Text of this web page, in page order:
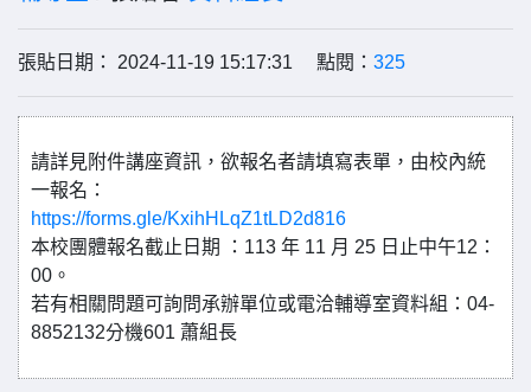
張貼日期： 2024-11-19 15:17:31 點閱： 325
請詳見附件講座資訊，欲報名者請填寫表單，由校內統
一報名：
https://forms.gle/KxihHLqZ1tLD2d816
本校團體報名截止日期 ：113 年 11 月 25 日止中午12：
00。
若有相關問題可詢問承辦單位或電洽輔導室資料組：04-
8852132分機601 蕭組長